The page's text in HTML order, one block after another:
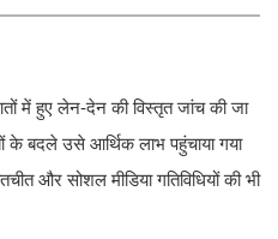
में हुए लेन-देन की विस्तृत जांच की जा
के बदले उसे आर्थिक लाभ पहुंचाया गया
और सोशल मीडिया गतिविधियों की भी